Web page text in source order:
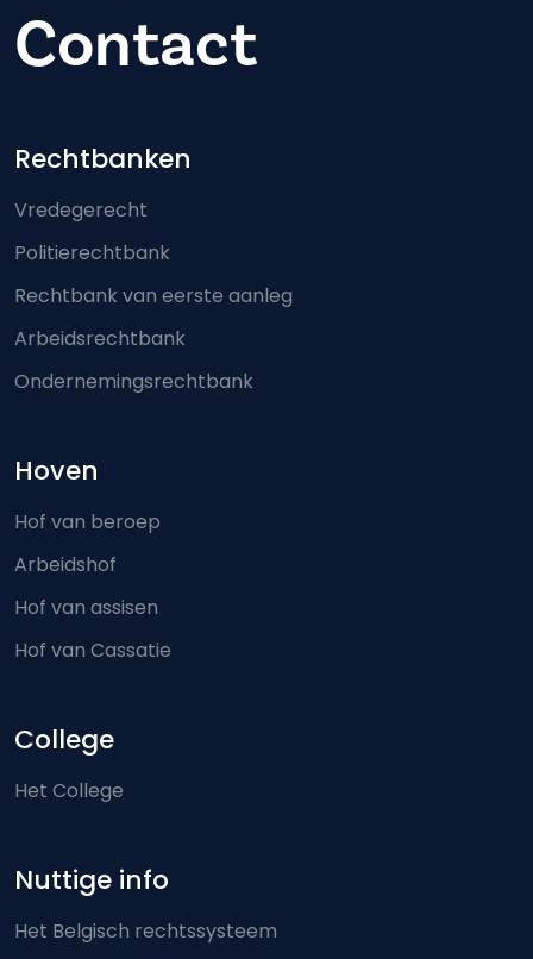
Contact
Footer-menu
Rechtbanken
Vredegerecht
Politierechtbank
Rechtbank van eerste aanleg
Arbeidsrechtbank
Ondernemingsrechtbank
Hoven
Hof van beroep
Arbeidshof
Hof van assisen
Hof van Cassatie
College
Het College
Nuttige info
Het Belgisch rechtssysteem